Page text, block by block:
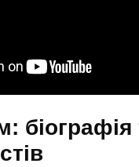
біографія